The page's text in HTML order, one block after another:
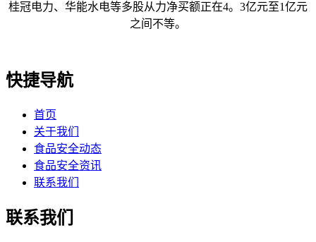
桂冠电力、华能水电等多股从力净买额正在4。3亿元至1亿元
之间不等。
快捷导航
首页
关于我们
食品安全动态
食品安全资讯
联系我们
联系我们